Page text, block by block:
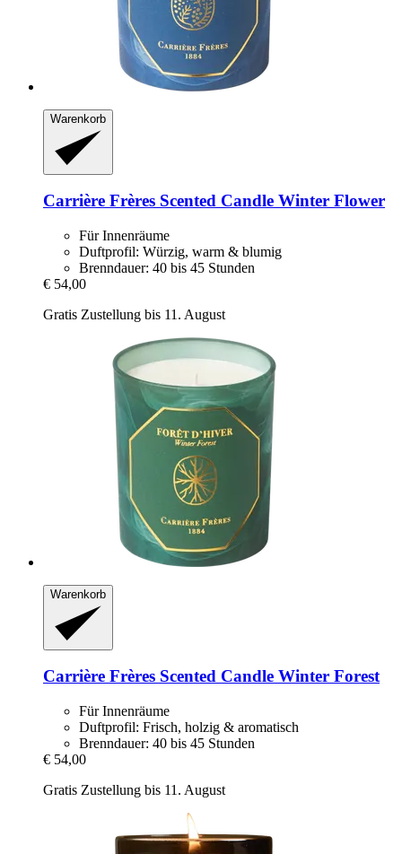
Warenkorb
Carrière Frères Scented Candle Winter Flower
Für Innenräume
Duftprofil: Würzig, warm & blumig
Brenndauer: 40 bis 45 Stunden
€ 54,00
Gratis Zustellung bis 11. August
Warenkorb
Carrière Frères Scented Candle Winter Forest
Für Innenräume
Duftprofil: Frisch, holzig & aromatisch
Brenndauer: 40 bis 45 Stunden
€ 54,00
Gratis Zustellung bis 11. August